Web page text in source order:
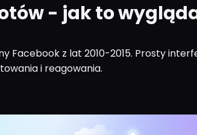
- jak to
Facebook z lat 2010-2015. Prosty
i reagowania.